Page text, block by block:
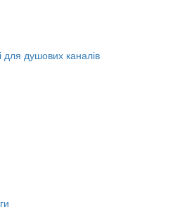
для душових каналів